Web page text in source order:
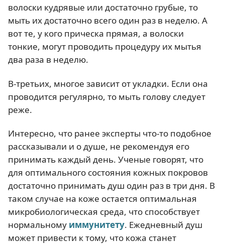
волоски кудрявые или достаточно грубые, то
мыть их достаточно всего один раз в неделю. А
вот те, у кого прическа прямая, а волоски
тонкие, могут проводить процедуру их мытья
два раза в неделю.
В-третьих, многое зависит от укладки. Если она
проводится регулярно, то мыть голову следует
реже.
Интересно, что ранее эксперты что-то подобное
рассказывали и о душе, не рекомендуя его
принимать каждый день. Ученые говорят, что
для оптимального состояния кожных покровов
достаточно принимать душ один раз в три дня. В
таком случае на коже остается оптимальная
микробиологическая среда, что способствует
нормальному иммунитету. Ежедневный душ
может привести к тому, что кожа станет